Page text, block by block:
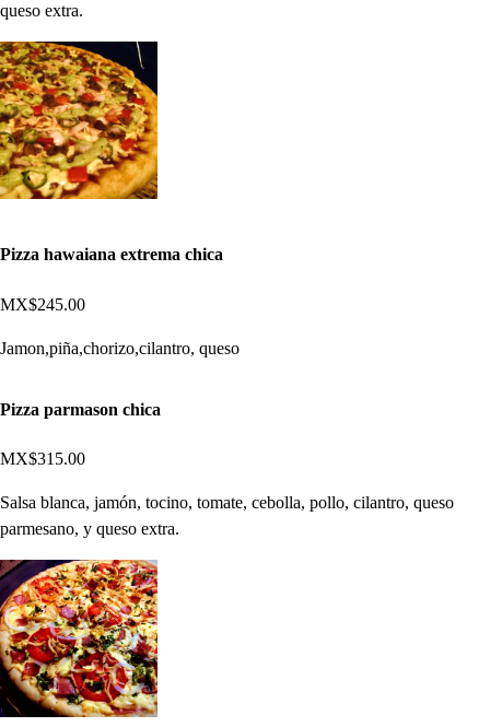
queso extra.
Pizza hawaiana extrema chica
MX$245.00
Jamon,piña,chorizo,cilantro, queso
Pizza parmason chica
MX$315.00
Salsa blanca, jamón, tocino, tomate, cebolla, pollo, cilantro, queso
parmesano, y queso extra.